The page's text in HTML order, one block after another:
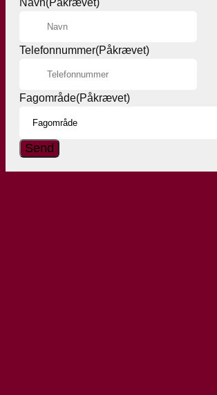
Telefonnummer(Påkrævet)
Fagområde(Påkrævet)